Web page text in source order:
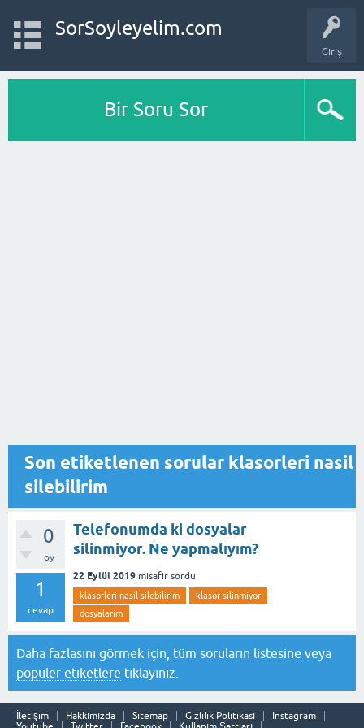
Giriş
SorSoyleyelim.com
Bir Soru Sor
Son etiketlenen sorular klasorleri nasil
silebilirim
0
oy
1
cevap
Telefonumda ki dosyalar
silinmiyor. Ne yapmalıyım?
22 Eylül 2019 misafir sordu
klasorleri nasil silebilirim
klasor silinmiyor
dosyalarim
Daha fazlasını görmek için, tüm soruların listesine veya
popüler etiketlere tıklayınız.
İletişim Hakkımızda Sitemap Gizlilik Politikası
Instagram